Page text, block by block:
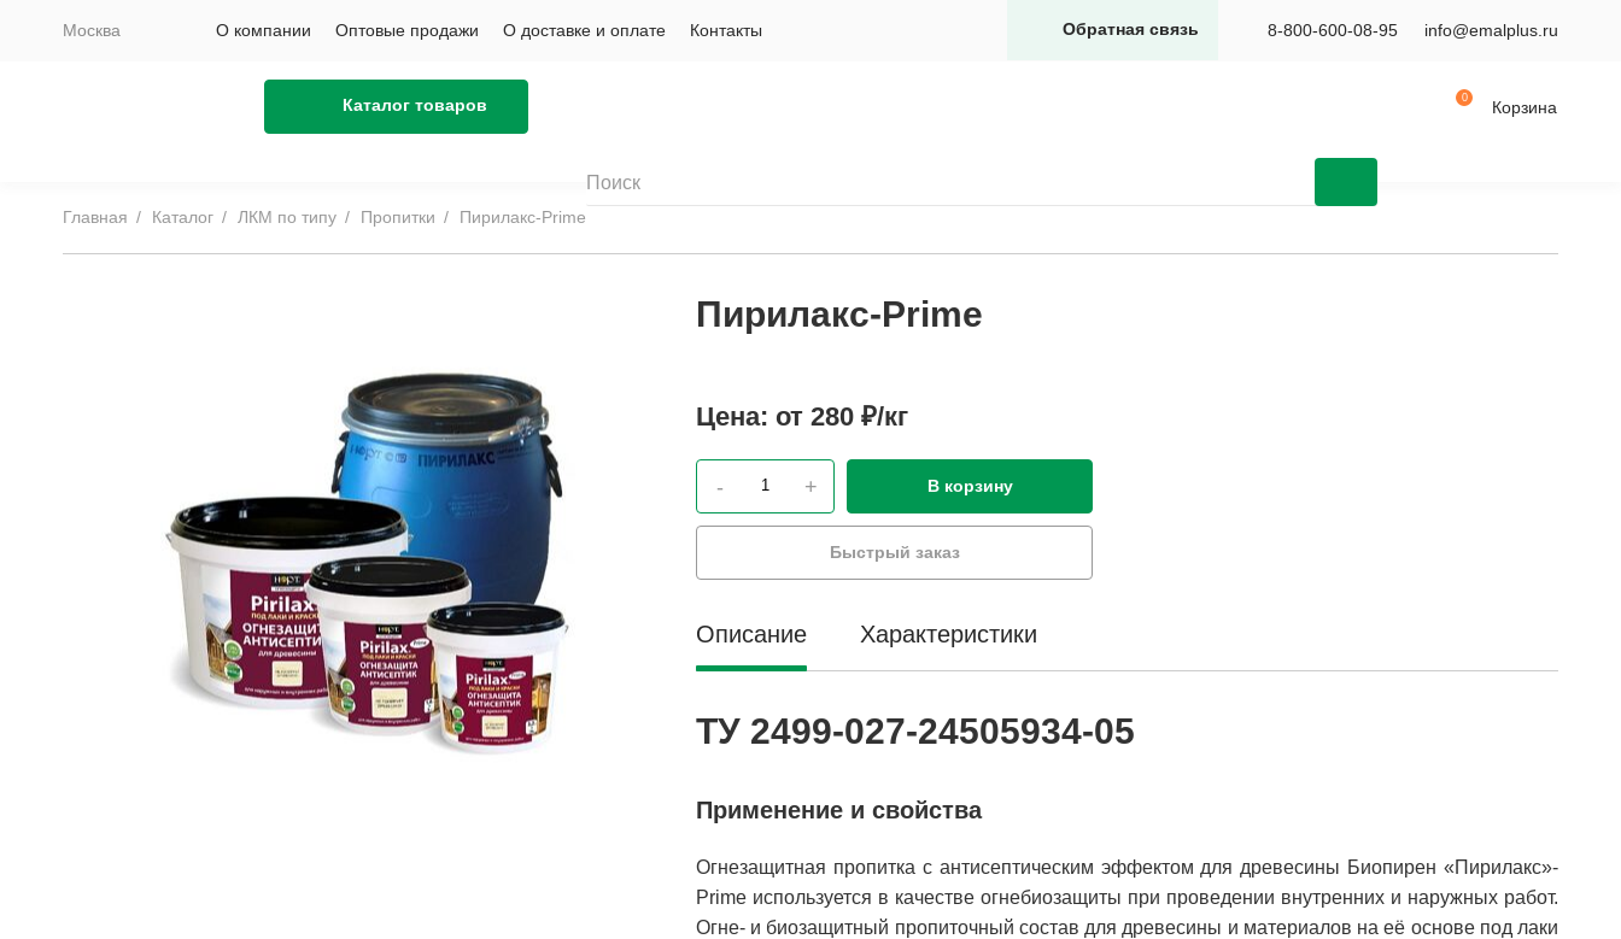
Москва
Каталог товаров
О компании Оптовые продажи О доставке и оплате Контакты 8-800-600-08-95 info@emalplus.ru
Обратная связь
Корзина
Главная Каталог ЛКМ по типу Пропитки Пирилакс-Prime
Пирилакс-Prime
Цена: от 280 ₽/кг
- + В корзину
Быстрый заказ
Описание Характеристики
ТУ 2499-027-24505934-05
Применение и свойства
Огнезащитная пропитка с антисептическим эффектом для древесины Биопирен «Пирилакс»-
Prime используется в качестве огнебиозащиты при проведении внутренних и наружных работ.
Огне- и биозащитный пропиточный состав для древесины и материалов на её основе под лаки